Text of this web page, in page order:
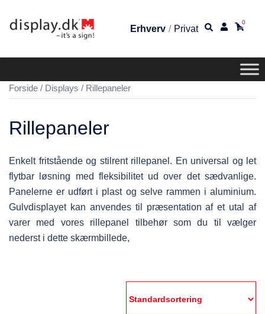
Erhverv / Privat
0
Forside / Displays / Rillepaneler
Rillepaneler
Enkelt fritstående og stilrent rillepanel. En universal og let
flytbar løsning med fleksibilitet ud over det sædvanlige.
Panelerne er udført i plast og selve rammen i aluminium.
Gulvdisplayet kan anvendes til præsentation af et utal af
varer med vores rillepanel tilbehør som du til vælger
nederst i dette skærmbillede,